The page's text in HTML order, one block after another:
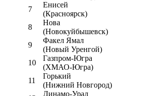
7
Енисей
(Красноярск)
8
Нова
(Новокуйбышевск)
9
Факел Ямал
(Новый Уренгой)
10
Газпром-Югра
(ХМАО-Югра)
11
Горький
(Нижний Новгород)
Динамо-Урал